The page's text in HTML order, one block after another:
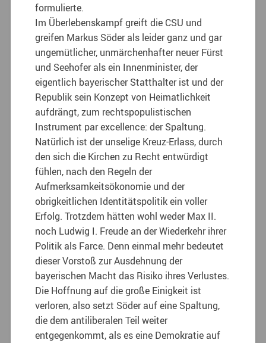
formulierte.
Im Überlebenskampf greift die CSU und
greifen Markus Söder als leider ganz und gar
ungemütlicher, unmärchenhafter neuer Fürst
und Seehofer als ein Innenminister, der
eigentlich bayerischer Statthalter ist und der
Republik sein Konzept von Heimatlichkeit
aufdrängt, zum rechtspopulistischen
Instrument par excellence: der Spaltung.
Natürlich ist der unselige Kreuz-Erlass, durch
den sich die Kirchen zu Recht entwürdigt
fühlen, nach den Regeln der
Aufmerksamkeitsökonomie und der
obrigkeitlichen Identitätspolitik ein voller
Erfolg. Trotzdem hätten wohl weder Max II.
noch Ludwig I. Freude an der Wiederkehr ihrer
Politik als Farce. Denn einmal mehr bedeutet
dieser Vorstoß zur Ausdehnung der
bayerischen Macht das Risiko ihres Verlustes.
Die Hoffnung auf die große Einigkeit ist
verloren, also setzt Söder auf eine Spaltung,
die dem antiliberalen Teil weiter
entgegenkommt, als es eine Demokratie auf